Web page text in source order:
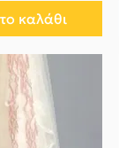
καλάθι